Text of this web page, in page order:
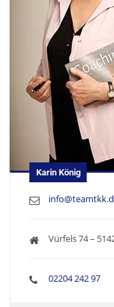
Vürfels 74 –
02204 242 97
Karin König